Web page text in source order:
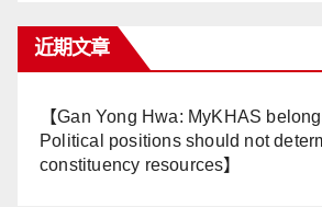
近期文章
【Gan Yong Hwa: MyKHAS
Political positions should not
constituency resources】